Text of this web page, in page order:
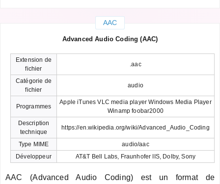
AAC
Advanced Audio Coding (AAC)
Extension de
fichier
.aac
Catégorie de
fichier
audio
Programmes
Apple iTunes VLC media player Windows Media Player
Winamp foobar2000
Description
technique
https://en.wikipedia.org/wiki/Advanced_Audio_Coding
Type MIME
audio/aac
Développeur
AT&T Bell Labs, Fraunhofer IIS, Dolby, Sony
AAC (Advanced Audio Coding) est un format de